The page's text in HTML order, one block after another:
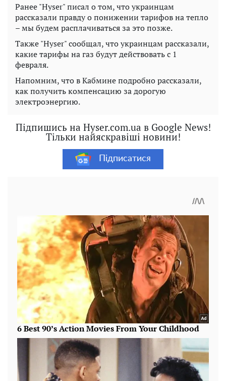
Ранее "Hyser" писал о том, что украинцам
рассказали правду о понижении тарифов на тепло
– мы будем расплачиваться за это позже.
Также "Hyser" сообщал, что украинцам рассказали,
какие тарифы на газ будут действовать с 1
февраля.
Напомним, что в Кабмине подробно рассказали,
как получить компенсацию за дорогую
электроэнергию.
Підпишись на Hyser.com.ua в Google News!
Тільки найяскравіші новини!
Підписатися